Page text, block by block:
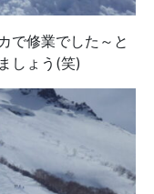
で修業でした～と
しょう(笑)